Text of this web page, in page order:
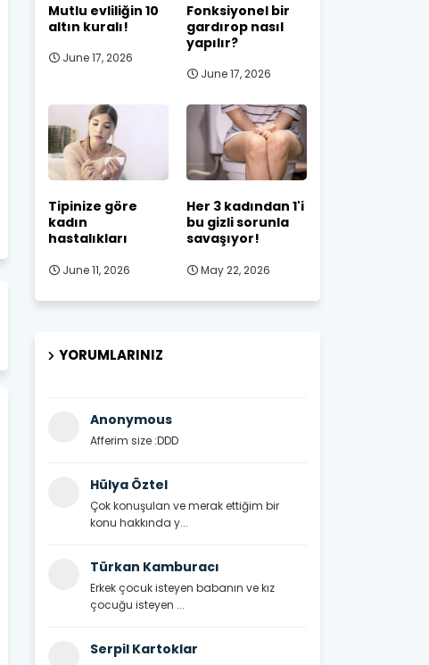
Mutlu evliliğin 10
altın kuralı!
June 17, 2026
Fonksiyonel bir
gardırop nasıl
yapılır?
June 17, 2026
Tipinize göre
kadın
hastalıkları
June 11, 2026
Her 3 kadından 1'i
bu gizli sorunla
savaşıyor!
May 22, 2026
YORUMLARINIZ
Anonymous
Afferim size :DDD
Hülya Öztel
Çok konuşulan ve merak ettiğim bir
konu hakkında y...
Türkan Kamburacı
Erkek çocuk isteyen babanın ve kız
çocuğu isteyen ...
Serpil Kartoklar